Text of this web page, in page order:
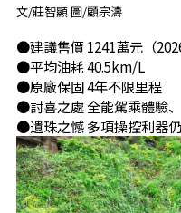
文/莊智顯 圖/顧宗濤
●建議售價 1241萬元（
●平均油耗 40.5km/L
●原廠保固 4年不限里程
●討喜之處 全能駕乘體驗
●遺珠之憾 多項操控利器